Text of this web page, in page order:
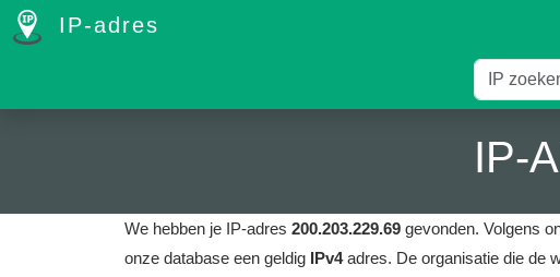
IP-adres
IP-
We hebben je IP-adres 200.203.229.69 gevonden. Volgens
onze database een geldig IPv4adres. De organisatie die de